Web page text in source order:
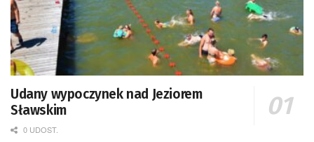
Udany wypoczynek nad Jeziorem
Sławskim
0 UDOST.